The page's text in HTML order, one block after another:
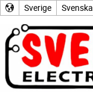
Sverige Svenska